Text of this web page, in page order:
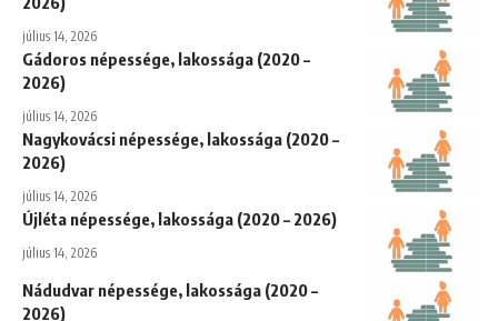
július 14, 2026
Gádoros népessége, lakossága (2020 –
2026)
július 14, 2026
Nagykovácsi népessége, lakossága (2020 –
2026)
július 14, 2026
Újléta népessége, lakossága (2020 – 2026)
július 14, 2026
Nádudvar népessége, lakossága (2020 –
2026)